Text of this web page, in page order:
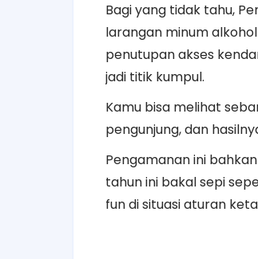
Bagi yang tidak tahu,
larangan minum
penutupan akses
jadi titik kumpul.
Kamu bisa melihat
pengunjung, dan
Pengamanan ini
tahun ini bakal sepi
fun di situasi aturan